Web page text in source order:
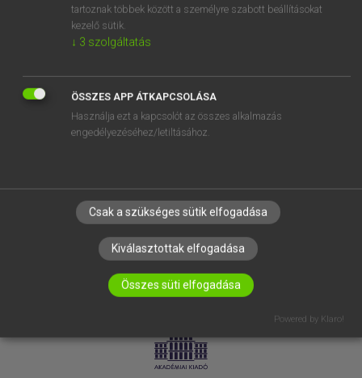
VÁLLALATI MEGOLDÁSOK
RÓLUNK
ELÉRHETŐSÉG
SÜTI BEÁLLÍTÁSOK
LICENCSZERZŐDÉS ADATVÉDELEM
tartoznak többek között a személyre szabott beállításokat
kezelő sütik.
↓ 3 szolgáltatás
ÖSSZES APP ÁTKAPCSOLÁSA
Használja ezt a kapcsolót az összes alkalmazás
engedélyezéséhez/letiltásához.
Csak a szükséges sütik elfogadása
Kiválasztottak elfogadása
Összes süti elfogadása
Powered by Klaro!